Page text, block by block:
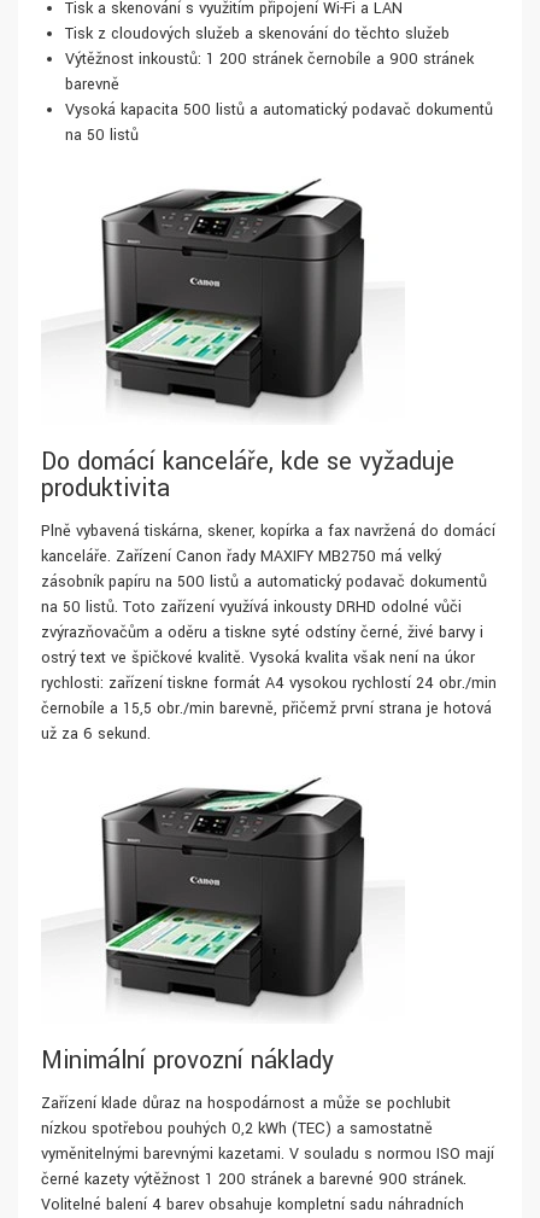
Tisk a skenování s využitím připojení Wi-Fi a LAN
Tisk z cloudových služeb a skenování do těchto služeb
Výtěžnost inkoustů: 1 200 stránek černobíle a 900 stránek
barevně
Vysoká kapacita 500 listů a automatický podavač dokumentů
na 50 listů
Do domácí kanceláře, kde se vyžaduje
produktivita
Plně vybavená tiskárna, skener, kopírka a fax navržená do domácí
kanceláře. Zařízení Canon řady MAXIFY MB2750 má velký
zásobník papíru na 500 listů a automatický podavač dokumentů
na 50 listů. Toto zařízení využívá inkousty DRHD odolné vůči
zvýrazňovačům a oděru a tiskne syté odstíny černé, živé barvy i
ostrý text ve špičkové kvalitě. Vysoká kvalita však není na úkor
rychlosti: zařízení tiskne formát A4 vysokou rychlostí 24 obr./min
černobíle a 15,5 obr./min barevně, přičemž první strana je hotová
už za 6 sekund.
Minimální provozní náklady
Zařízení klade důraz na hospodárnost a může se pochlubit
nízkou spotřebou pouhých 0,2 kWh (TEC) a samostatně
vyměnitelnými barevnými kazetami. V souladu s normou ISO mají
černé kazety výtěžnost 1 200 stránek a barevné 900 stránek.
Volitelné balení 4 barev obsahuje kompletní sadu náhradních